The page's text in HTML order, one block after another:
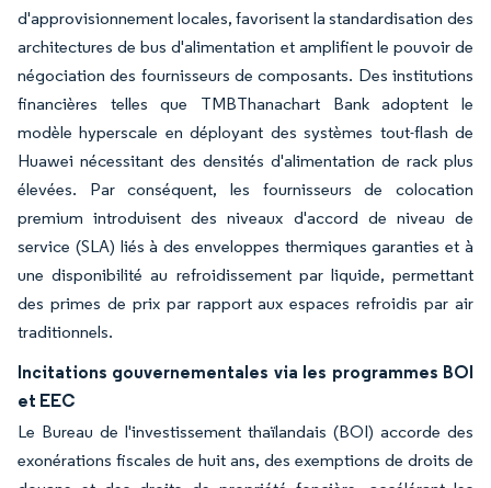
d'approvisionnement locales, favorisent la standardisation des
architectures de bus d'alimentation et amplifient le pouvoir de
négociation des fournisseurs de composants. Des institutions
financières telles que TMBThanachart Bank adoptent le
modèle hyperscale en déployant des systèmes tout-flash de
Huawei nécessitant des densités d'alimentation de rack plus
élevées. Par conséquent, les fournisseurs de colocation
premium introduisent des niveaux d'accord de niveau de
service (SLA) liés à des enveloppes thermiques garanties et à
une disponibilité au refroidissement par liquide, permettant
des primes de prix par rapport aux espaces refroidis par air
traditionnels.
Incitations gouvernementales via les programmes BOI
et EEC
Le Bureau de l'investissement thaïlandais (BOI) accorde des
exonérations fiscales de huit ans, des exemptions de droits de